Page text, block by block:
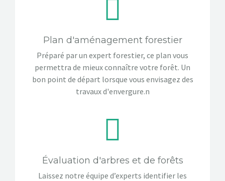
Plan d'aménagement forestier
Préparé par un expert forestier, ce plan vous
permettra de mieux connaître votre forêt. Un
bon point de départ lorsque vous envisagez des
travaux d'envergure.n
Évaluation d'arbres et de forêts
Laissez notre équipe d’experts identifier les